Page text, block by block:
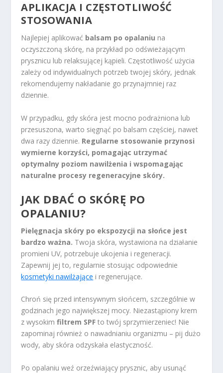
APLIKACJA I CZĘSTOTLIWOŚĆ
STOSOWANIA
Najlepiej aplikować balsam po opalaniu na
oczyszczoną skórę, na przykład po odświeżającym
prysznicu lub relaksującej kąpieli. Częstotliwość użycia
zależy od indywidualnych potrzeb twojej skóry, jednak
rekomendujemy nakładanie go przynajmniej raz
dziennie.
W przypadku, gdy skóra jest mocno podrażniona lub
przesuszona, warto sięgnąć po balsam częściej, nawet
dwa razy dziennie. Regularne stosowanie przynosi
wymierne korzyści, pomagając utrzymać
optymalny poziom nawilżenia i wspomagając
naturalne procesy regeneracyjne skóry.
JAK DBAĆ O SKÓRĘ PO
OPALANIU?
Pielęgnacja skóry po ekspozycji na słońce jest
bardzo ważna. Twoja skóra, wystawiona na działanie
promieni UV, potrzebuje ukojenia i regeneracji.
Zapewnij jej to, regularnie stosując odpowiednie
kosmetyki nawilżające i regenerujące.
Chroń się przed intensywnym słońcem, szczególnie w
godzinach jego największej mocy. Niezastąpiony krem
z wysokimfiltrem SPF to twój sprzymierzeniec! Nie
zapominaj również o nawadnianiu organizmu – pij dużo
wody, aby skóra odzyskała elastyczność.
Po opalaniu weź orzeźwiający prysznic, aby usunąć